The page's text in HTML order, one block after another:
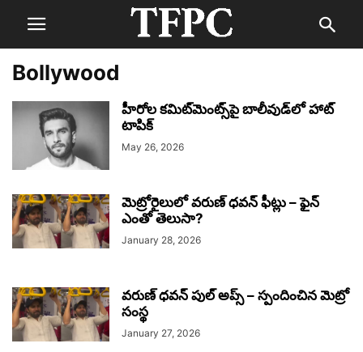
Bollywood
హీరోల కమిట్‌మెంట్స్‌పై బాలీవుడ్‌లో హాట్
టాపిక్
May 26, 2026
మెట్రోరైలులో వరుణ్ ధవన్ ఫీట్లు – ఫైన్
ఎంతో తెలుసా?
January 28, 2026
వరుణ్ ధవన్ పుల్ అప్స్ – స్పందించిన మెట్రో
సంస్థ
January 27, 2026